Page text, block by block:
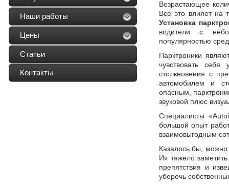
Наши работы
Цены
Статьи
Контакты
Возрастающее
Все это влияет на
Установка
водители с
популярностью
Парктроники
чувствовать
столкновения с
автомобилем и
опасным,
звуковой плюс
Специалисты
большой опыт
взаимовыгодным
Казалось бы, можно
Их тяжело
препятствия и
уберечь